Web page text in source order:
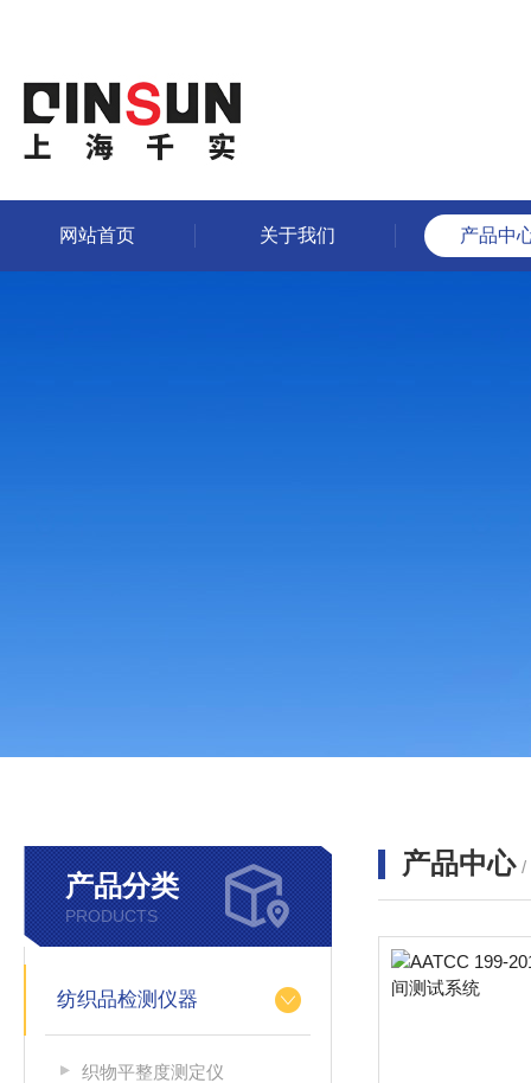
网站首页 关于我们 产品中
产品分类
PRODUCTS
纺织品检测仪器
织物平整度测定仪
产品中心 /